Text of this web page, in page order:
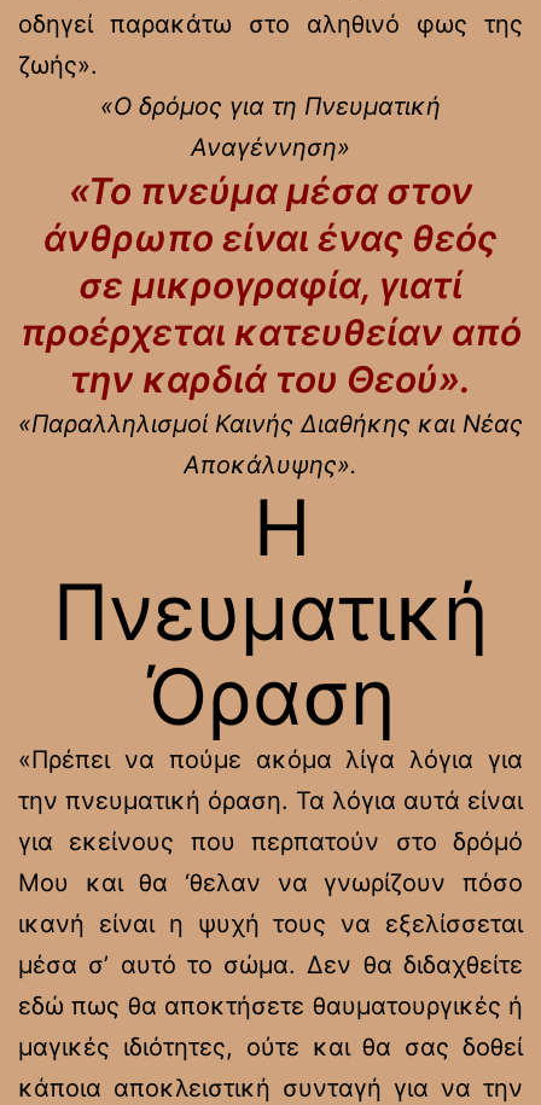
οδηγεί παρακάτω στο αληθινό φως της
ζωής».
«Ο δρόμος για τη Πνευματική
Αναγέννηση»
«Το πνεύμα μέσα στον
άνθρωπο είναι ένας θεός
σε μικρογραφία, γιατί
προέρχεται κατευθείαν από
την καρδιά του Θεού».
«Παραλληλισμοί Καινής Διαθήκης και Νέας
Αποκάλυψης».
Η
Πνευματική
Όραση
«Πρέπει να πούμε ακόμα λίγα λόγια για
την πνευματική όραση. Τα λόγια αυτά είναι
για εκείνους που περπατούν στο δρόμό
Μου και θα ‘θελαν να γνωρίζουν πόσο
ικανή είναι η ψυχή τους να εξελίσσεται
μέσα σ’ αυτό το σώμα. Δεν θα διδαχθείτε
εδώ πως θα αποκτήσετε θαυματουργικές ή
μαγικές ιδιότητες, ούτε και θα σας δοθεί
κάποια αποκλειστική συνταγή για να την